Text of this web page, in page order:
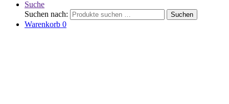
Suche
Suchen nach:
Suchen
Warenkorb 0